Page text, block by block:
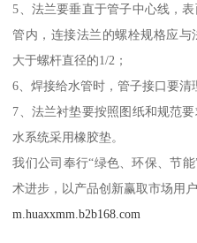
5、法兰要垂直于管子中心线，
管内，连接法兰的螺栓规格应
大于螺杆直径的1/2；
6、焊接给水管时，管子接口要清
7、法兰衬垫要按照图纸和规范
水系统采用橡胶垫。
我们公司奉行“绿色、环保、节
术进步，以产品创新赢取市场用户
m.huaxxmm.b2b168.com